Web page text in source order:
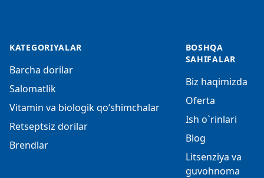
KATEGORIYALAR
Barcha dorilar
Salomatlik
Vitamin va biologik qo‘shimchalar
Retseptsiz dorilar
Brendlar
BOSHQA
SAHIFALAR
Biz haqimizda
Oferta
Ish o`rinlari
Blog
Litsenziya va
guvohnoma